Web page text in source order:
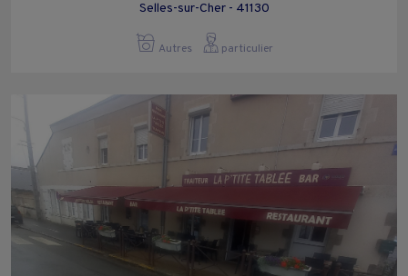
Selles-sur-Cher - 41130
Autres particulier